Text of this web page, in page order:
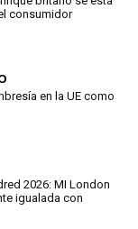
consumidor
en la UE como
2026: MI London
igualada con